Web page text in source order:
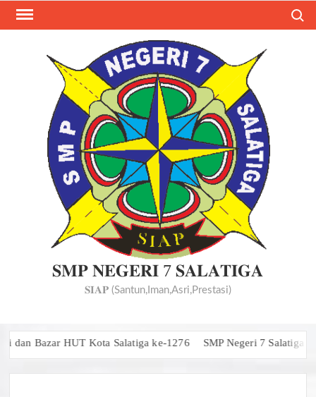
Skip
𝐒𝐌𝐏 𝐍𝐄𝐆𝐄𝐑𝐈 7 𝐒𝐀𝐋𝐀𝐓𝐈𝐆𝐀
𝐒𝐈𝐀𝐏 (Santun,Iman,Asri,Prestasi)
Bazar HUT Kota Salatiga ke-1276 SMP Negeri 7 Salatiga